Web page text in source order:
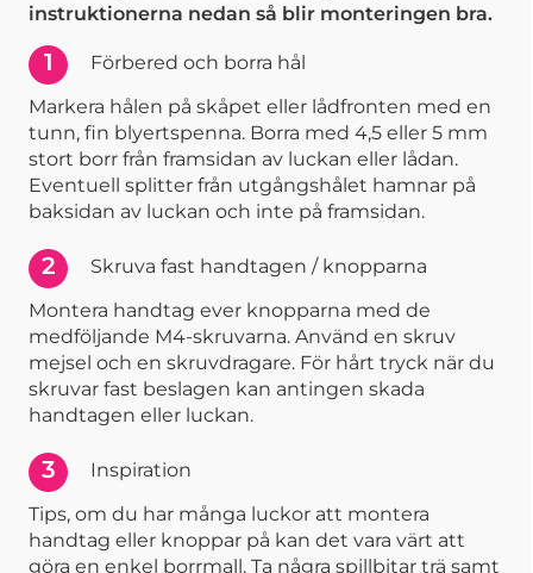
instruktionerna nedan så blir monteringen bra.
1
Förbered och borra hål
Markera hålen på skåpet eller lådfronten med en
tunn, fin blyertspenna. Borra med 4,5 eller 5 mm
stort borr från framsidan av luckan eller lådan.
Eventuell splitter från utgångshålet hamnar på
baksidan av luckan och inte på framsidan.
2
Skruva fast handtagen / knopparna
Montera handtag ever knopparna med de
medföljande M4-skruvarna. Använd en skruv
mejsel och en skruvdragare. För hårt tryck när du
skruvar fast beslagen kan antingen skada
handtagen eller luckan.
3
Inspiration
Tips, om du har många luckor att montera
handtag eller knoppar på kan det vara värt att
göra en enkel borrmall. Ta några spillbitar trä samt